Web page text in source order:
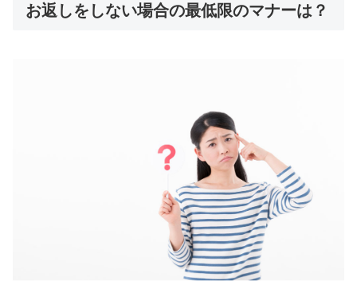
お返しをしない場合の最低限のマナーは？